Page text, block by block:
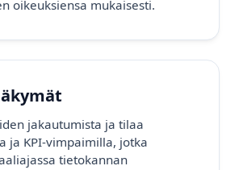
oikeuksiensa mukaisesti.
jakautumista ja tilaa
ja KPI-vimpaimilla, jotka
tietokannan